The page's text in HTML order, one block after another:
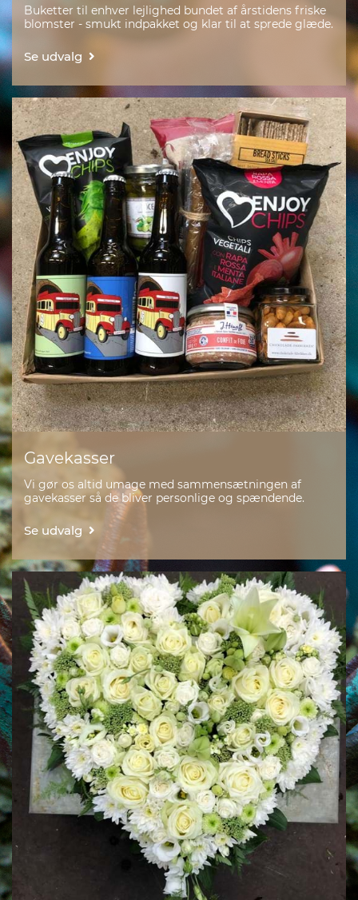
Buketter til enhver lejlighed bundet af årstidens friske
blomster - smukt indpakket og klar til at sprede glæde.
Se udvalg
Gavekasser
Vi gør os altid umage med sammensætningen af
gavekasser så de bliver personlige og spændende.
Se udvalg